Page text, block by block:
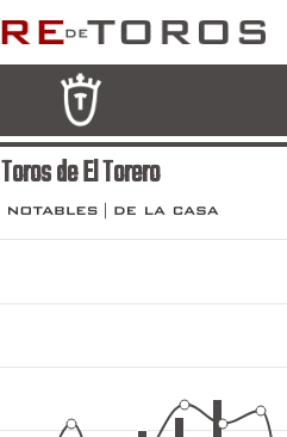
Toros de El Torero